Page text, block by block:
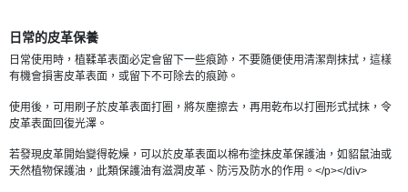
日常的皮革保養
日常使用時，植鞣革表面必定會留下一些痕跡，不要隨便使用清潔劑抹拭，這樣
有機會損害皮革表面，或留下不可除去的痕跡。
使用後，可用刷子於皮革表面打圈，將灰塵擦去，再用乾布以打圈形式拭抹，令
皮革表面回復光澤。
若發現皮革開始變得乾燥，可以於皮革表面以棉布塗抹皮革保護油，如貂鼠油或
天然植物保護油，此類保護油有滋潤皮革、防污及防水的作用。</p></div>